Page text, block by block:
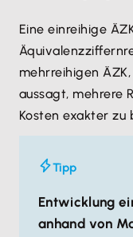
Eine einreihige
mehrreihigen
aussagt, mehrere
Kosten exakter zu
Tipp
Entwicklung
anhand von